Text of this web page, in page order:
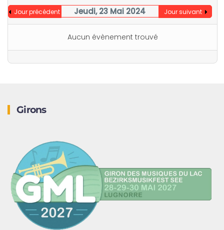
Jour précédent Jeudi, 23 Mai 2024 Jour suivant
Aucun évènement trouvé
Girons